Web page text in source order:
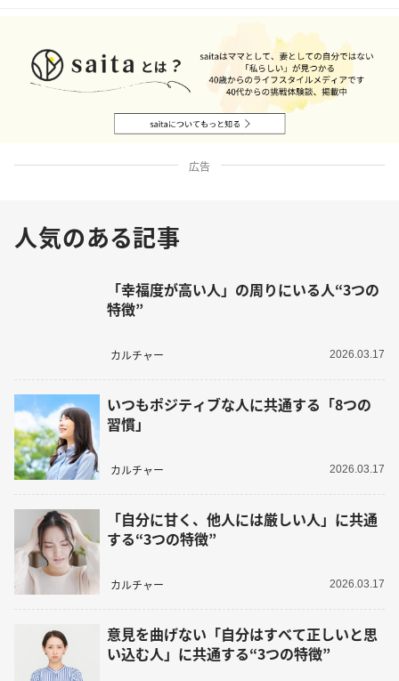
広告
人気のある記事
「幸福度が高い人」の周りにいる人“3つの
特徴”
カルチャー 2026.03.17
いつもポジティブな人に共通する「8つの
習慣」
カルチャー 2026.03.17
「自分に甘く、他人には厳しい人」に共通
する“3つの特徴”
カルチャー 2026.03.17
意見を曲げない「自分はすべて正しいと思
い込む人」に共通する“3つの特徴”